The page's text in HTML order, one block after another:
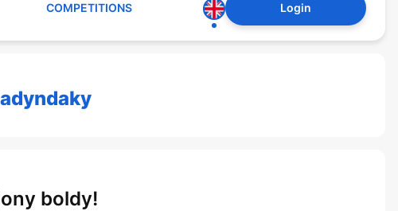
COMPETITIONS Login
boldy!